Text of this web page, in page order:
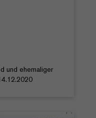
und ehemaliger